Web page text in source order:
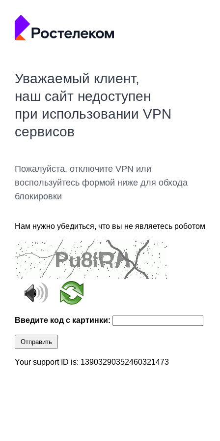
Уважаемый клиент,
наш сайт недоступен
при использовании VPN
сервисов
Пожалуйста, отключите VPN или
воспользуйтесь формой ниже для обхода
блокировки
Нам нужно убедиться, что вы не являетесь роботом
Введите код с картинки:
Отправить
Your support ID is: 13903290352460321473